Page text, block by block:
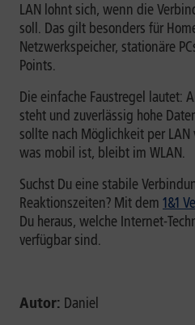
LAN lohnt sich, wenn die
soll. Das gilt besonders für
Netzwerkspeicher, stationäre
Points.
Die einfache Faustregel lautet:
steht und zuverlässig hohe
sollte nach Möglichkeit per
was mobil ist, bleibt im WLAN.
Suchst Du eine stabile
Reaktionszeiten? Mit dem 1&1
Du heraus, welche Internet-
verfügbar sind.
Autor: Daniel